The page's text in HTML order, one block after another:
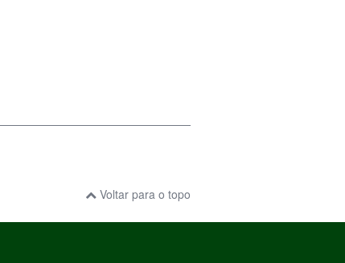
Voltar para o topo